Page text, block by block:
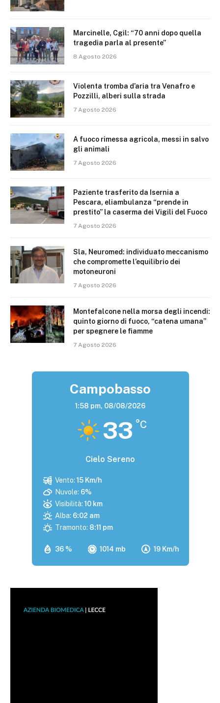
Marcinelle, Cgil: “70 anni dopo quella
tragedia parla al presente”
8 Agosto 2026
Violenta tromba d’aria tra Venafro e
Pozzilli, alberi sulla strada
7 Agosto 2026
A fuoco rimessa agricola, messi in salvo
gli animali
7 Agosto 2026
Paziente trasferito da Isernia a
Pescara, eliambulanza “prende in
prestito” la caserma dei Vigili del Fuoco
7 Agosto 2026
Sla, Neuromed: individuato meccanismo
che compromette l’equilibrio dei
motoneuroni
7 Agosto 2026
Montefalcone nella morsa degli incendi:
quinto giorno di fuoco, “catena umana”
per spegnere le fiamme
7 Agosto 2026
Campobasso
1:58 pm, 08/08/2026
33 °C
Cielo Sereno
36 % 1014 mb 19 Km/h
Vento: 15 Km/h
Nuvole: 6%
Visibilità: 10 km
Alba: 6:02 am
Tramonto: 8:11 pm